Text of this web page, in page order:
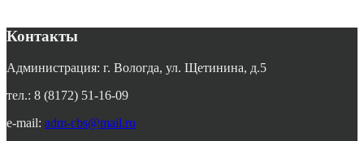
Контакты
Администрация: г. Вологда, ул. Щетинина, д.5
тел.: 8 (8172) 51-16-09
e-mail: adm-cbs@mail.ru